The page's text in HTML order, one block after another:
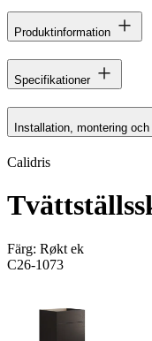
Produktinformation
Specifikationer
Installation, montering och
Calidris
Färg: Røkt ek
C26-1073